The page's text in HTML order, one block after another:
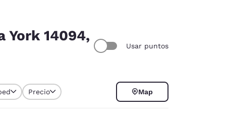
York 14094,
Usar puntos
Precio Map